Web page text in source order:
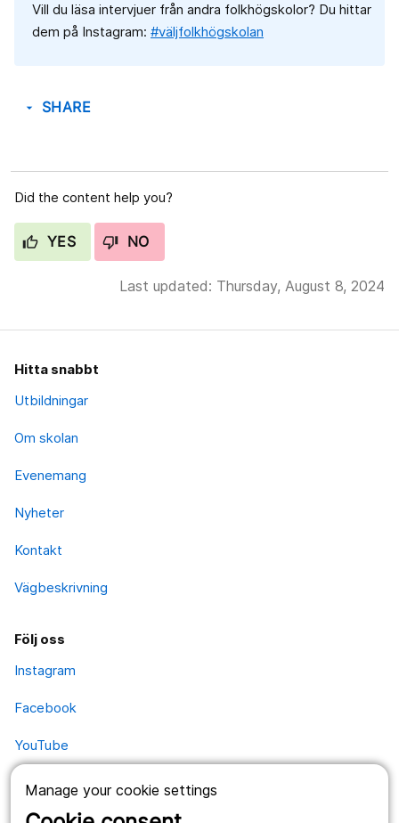
Manage your cookie settings
Vill du läsa intervjuer från andra folkhögskolor? Du hittar
dem på Instagram: #väljfolkhögskolan
arrow_drop_down SHARE
Did the content help you?
YES NO
Last updated: Thursday, August 8, 2024
Hitta snabbt
Utbildningar
Om skolan
Evenemang
Nyheter
Kontakt
Vägbeskrivning
Följ oss
Instagram
Facebook
YouTube
Kontakt